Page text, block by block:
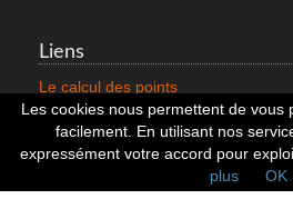
Liens
Le calcul des points
Mentions légales
Nous contacter
Cookies
Statistiques
Les cookies nous permettent de vous
facilement. En utilisant nos
expressément votre accord pour
plus
OK